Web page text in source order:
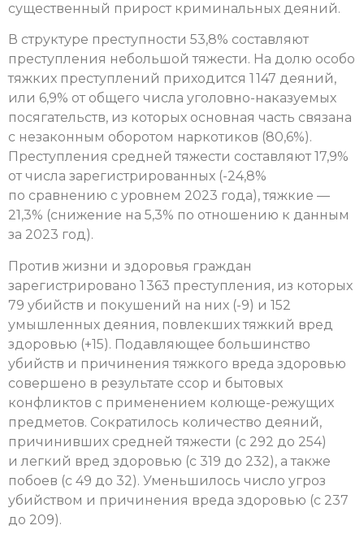
существенный прирост криминальных деяний.
В структуре преступности 53,8% составляют
преступления небольшой тяжести. На долю особо
тяжких преступлений приходится 1 147 деяний,
или 6,9% от общего числа уголовно-наказуемых
посягательств, из которых основная часть связана
с незаконным оборотом наркотиков (80,6%).
Преступления средней тяжести составляют 17,9%
от числа зарегистрированных (-24,8%
по сравнению с уровнем 2023 года), тяжкие —
21,3% (снижение на 5,3% по отношению к данным
за 2023 год).
Против жизни и здоровья граждан
зарегистрировано 1 363 преступления, из которых
79 убийств и покушений на них (-9) и 152
умышленных деяния, повлекших тяжкий вред
здоровью (+15). Подавляющее большинство
убийств и причинения тяжкого вреда здоровью
совершено в результате ссор и бытовых
конфликтов с применением колюще-режущих
предметов. Сократилось количество деяний,
причинивших средней тяжести (с 292 до 254)
и легкий вред здоровью (с 319 до 232), а также
побоев (с 49 до 32). Уменьшилось число угроз
убийством и причинения вреда здоровью (с 237
до 209).